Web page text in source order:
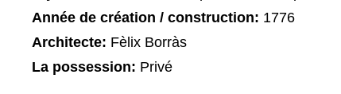
Année de création / construction: 1776
Architecte: Fèlix Borràs
La possession: Privé